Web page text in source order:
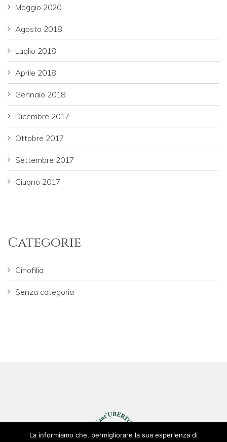
Maggio 2020
Agosto 2018
Luglio 2018
Aprile 2018
Gennaio 2018
Dicembre 2017
Ottobre 2017
Settembre 2017
Giugno 2017
Categorie
Cinofilia
Senza categoria
La informiamo che, permigliorare la sua esperienza di